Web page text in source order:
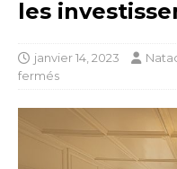
les
janvier 14, 2023
fermés